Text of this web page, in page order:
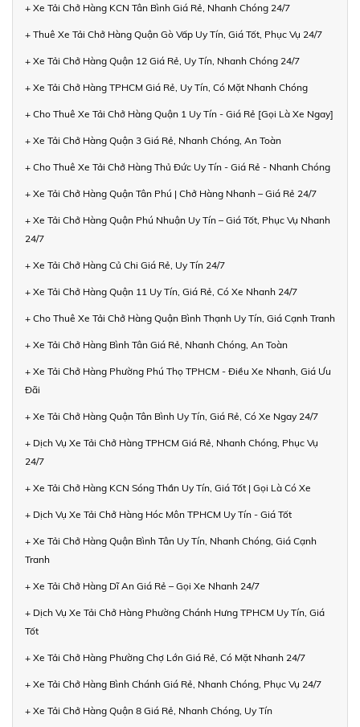
+ Xe Tải Chở Hàng KCN Tân Bình Giá Rẻ, Nhanh Chóng 24/7
+ Thuê Xe Tải Chở Hàng Quận Gò Vấp Uy Tín, Giá Tốt, Phục Vụ 24/7
+ Xe Tải Chở Hàng Quận 12 Giá Rẻ, Uy Tín, Nhanh Chóng 24/7
+ Xe Tải Chở Hàng TPHCM Giá Rẻ, Uy Tín, Có Mặt Nhanh Chóng
+ Cho Thuê Xe Tải Chở Hàng Quận 1 Uy Tín - Giá Rẻ [Gọi Là Xe Ngay]
+ Xe Tải Chở Hàng Quận 3 Giá Rẻ, Nhanh Chóng, An Toàn
+ Cho Thuê Xe Tải Chở Hàng Thủ Đức Uy Tín - Giá Rẻ - Nhanh Chóng
+ Xe Tải Chở Hàng Quận Tân Phú | Chở Hàng Nhanh – Giá Rẻ 24/7
+ Xe Tải Chở Hàng Quận Phú Nhuận Uy Tín – Giá Tốt, Phục Vụ Nhanh
24/7
+ Xe Tải Chở Hàng Củ Chi Giá Rẻ, Uy Tín 24/7
+ Xe Tải Chở Hàng Quận 11 Uy Tín, Giá Rẻ, Có Xe Nhanh 24/7
+ Cho Thuê Xe Tải Chở Hàng Quận Bình Thạnh Uy Tín, Giá Cạnh Tranh
+ Xe Tải Chở Hàng Bình Tân Giá Rẻ, Nhanh Chóng, An Toàn
+ Xe Tải Chở Hàng Phường Phú Thọ TPHCM - Điều Xe Nhanh, Giá Ưu
Đãi
+ Xe Tải Chở Hàng Quận Tân Bình Uy Tín, Giá Rẻ, Có Xe Ngay 24/7
+ Dịch Vụ Xe Tải Chở Hàng TPHCM Giá Rẻ, Nhanh Chóng, Phục Vụ
24/7
+ Xe Tải Chở Hàng KCN Sóng Thần Uy Tín, Giá Tốt | Gọi Là Có Xe
+ Dịch Vụ Xe Tải Chở Hàng Hóc Môn TPHCM Uy Tín - Giá Tốt
+ Xe Tải Chở Hàng Quận Bình Tân Uy Tín, Nhanh Chóng, Giá Cạnh
Tranh
+ Xe Tải Chở Hàng Dĩ An Giá Rẻ – Gọi Xe Nhanh 24/7
+ Dịch Vụ Xe Tải Chở Hàng Phường Chánh Hưng TPHCM Uy Tín, Giá
Tốt
+ Xe Tải Chở Hàng Phường Chợ Lớn Giá Rẻ, Có Mặt Nhanh 24/7
+ Xe Tải Chở Hàng Bình Chánh Giá Rẻ, Nhanh Chóng, Phục Vụ 24/7
+ Xe Tải Chở Hàng Quận 8 Giá Rẻ, Nhanh Chóng, Uy Tín